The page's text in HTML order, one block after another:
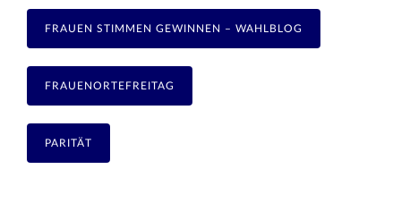
FRAUEN STIMMEN GEWINNEN – WAHLBLOG
FRAUENORTEFREITAG
PARITÄT